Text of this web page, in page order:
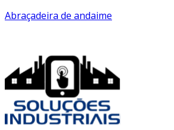
Abraçadeira de andaime